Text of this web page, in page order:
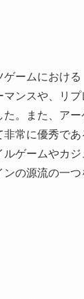
ームにおけ
ンスや、リ
。また、ア
常に優秀で
ゲームやカ
の源流の一つ